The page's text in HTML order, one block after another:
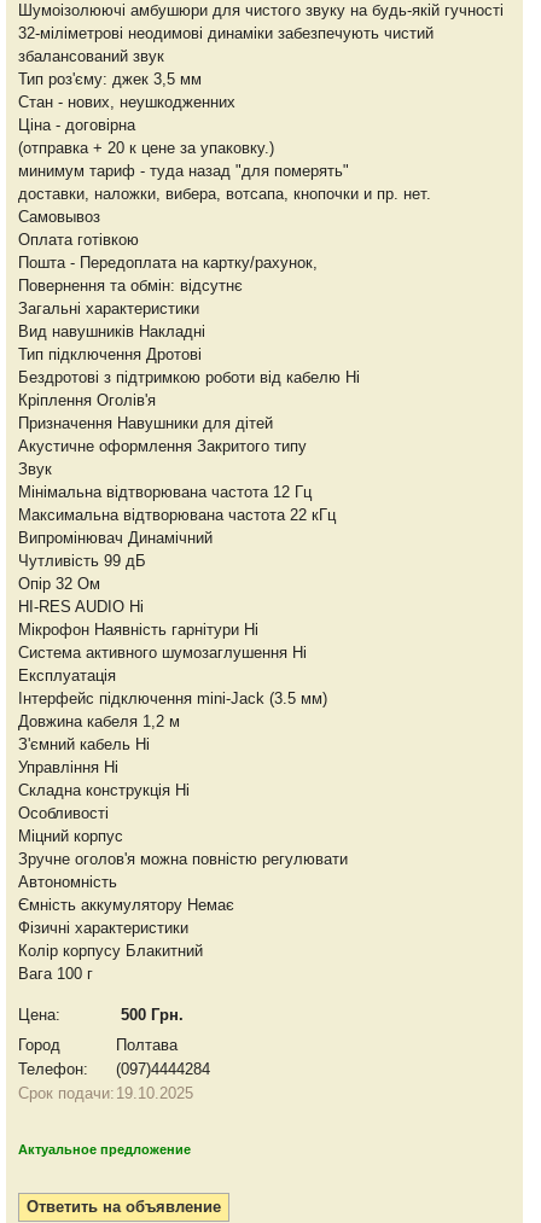
Шумоізолюючі амбушюри для чистого звуку на будь-якій гучності
32-міліметрові неодимові динаміки забезпечують чистий
збалансований звук
Тип роз'єму: джек 3,5 мм
Стан - нових, неушкодженних
Ціна - договірна
(отправка + 20 к цене за упаковку.)
минимум тариф - туда назад "для померять"
доставки, наложки, вибера, вотсапа, кнопочки и пр. нет.
Самовывоз
Оплата готівкою
Пошта - Передоплата на картку/рахунок,
Повернення та обмін: відсутнє
Загальні характеристики
Вид навушників Накладні
Тип підключення Дротові
Бездротові з підтримкою роботи від кабелю Ні
Кріплення Оголів'я
Призначення Навушники для дітей
Акустичне оформлення Закритого типу
Звук
Мінімальна відтворювана частота 12 Гц
Максимальна відтворювана частота 22 кГц
Випромінювач Динамічний
Чутливість 99 дБ
Опір 32 Ом
HI-RES AUDIO Ні
Мікрофон Наявність гарнітури Ні
Система активного шумозаглушення Ні
Eксплуатація
Інтерфейс підключення mini-Jack (3.5 мм)
Довжина кабеля 1,2 м
З'ємний кабель Ні
Управління Ні
Складна конструкція Ні
Особливості
Міцний корпус
Зручне оголов'я можна повністю регулювати
Автономність
Ємність аккумулятору Немає
Фізичні характеристики
Колір корпусу Блакитний
Вага 100 г
Цена:
500 Грн.
Город
Полтава
Телефон:
(097)4444284
Срок подачи: 19.10.2025
Актуальное предложение